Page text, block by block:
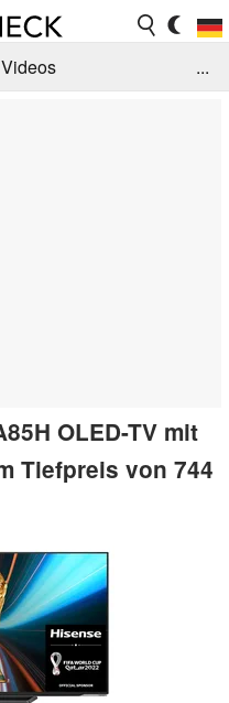
Videos
...
OLED-TV mit
Tiefpreis von 744